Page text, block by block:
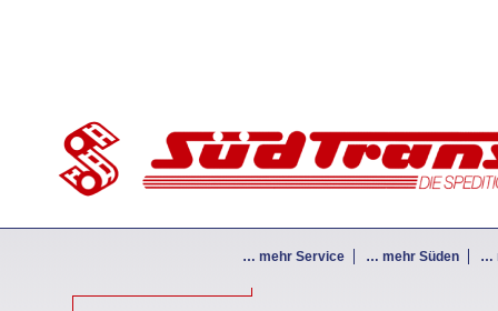
… mehr Service … mehr Süden …